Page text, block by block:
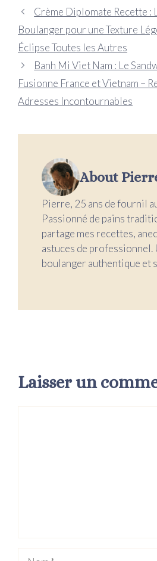
Crème Diplomate Recette :
Boulanger pour une Texture
Éclipse Toutes les Autres
Banh Mi Viet Nam : Le
Fusionne France et Vietnam –
Adresses Incontournables
About
Pierre, 25 ans de fournil
Passionné de pains
partage mes recettes,
astuces de professionnel.
boulanger authentique et
Laisser un